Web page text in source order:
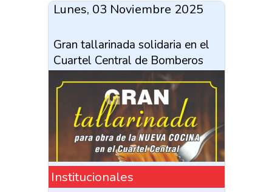
Lunes, 03 Noviembre 2025
Gran tallarinada solidaria en el
Cuartel Central de Bomberos
Institucionales